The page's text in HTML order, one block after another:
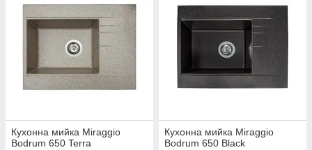
Кухонна мийка Miraggio
Bodrum 650 Terra
Кухонна мийка Miraggio
Bodrum 650 Black